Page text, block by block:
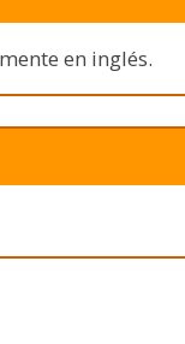
en inglés.